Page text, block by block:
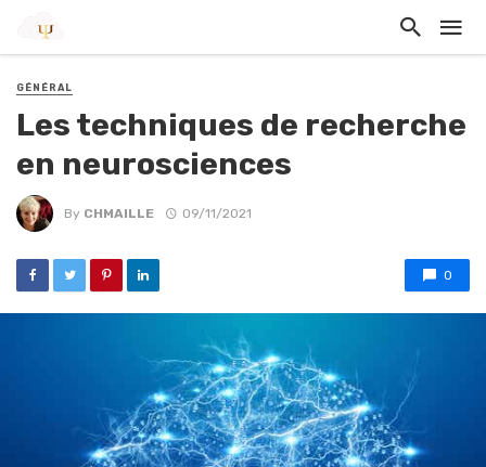
GÉNÉRAL
Les techniques de recherche
en neurosciences
By CHMAILLE 09/11/2021
0